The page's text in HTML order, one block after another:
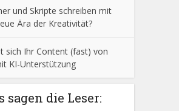
und Skripte schreiben mit
Ära der Kreativität?
sich Ihr Content (fast) von
KI-Unterstützung
sagen die Leser: